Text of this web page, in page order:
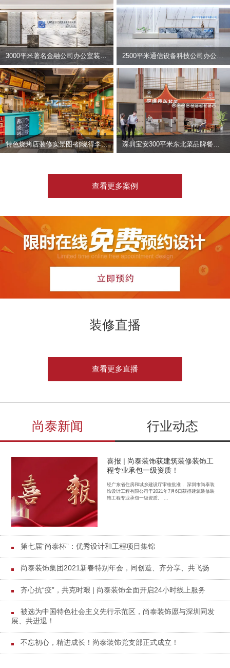
2500平米通信设备科技公司办公室设计 | 宇泰科技
特色烧烤店装修实景图-都晓得李不管
查看更多案例
装修直播
查看更多直播
尚泰新闻 行业动态
喜报 | 尚泰装饰获建筑装修装饰工
程专业承包一级资质！
经广东省住房和城乡建设厅审核批准， 深圳市尚泰装
饰设计工程有限公司于2021年7月6日获得建筑装修装
饰工程专业承包一级资质。 ...
第七届“尚泰杯”：优秀设计和工程项目集锦
尚泰装饰集团2021新春特别年会，同创造、齐分享、共飞扬
齐心抗“疫”，共克时艰 | 尚泰装饰全面开启24小时线上服务
被选为中国特色社会主义先行示范区，尚泰装饰愿与深圳同发
展、共进退！
不忘初心，精进成长！尚泰装饰党支部正式成立！